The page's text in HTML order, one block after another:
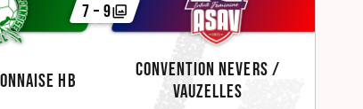
HB
Convention Nevers /
Vauzelles
7 – 9